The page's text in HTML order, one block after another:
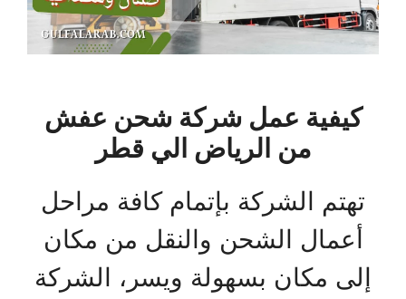
كيفية عمل شركة شحن عفش
من الرياض الي قطر
تهتم الشركة بإتمام كافة مراحل
أعمال الشحن والنقل من مكان
إلى مكان بسهولة ويسر، الشركة